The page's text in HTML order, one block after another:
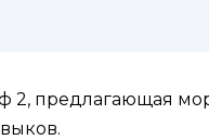
2, предлагающая